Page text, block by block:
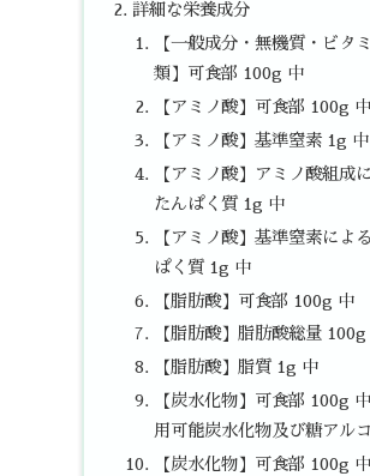
詳細な栄養成分
【一般成分・無機質・ビタ
類】可食部 100g 中
【アミノ酸】可食部 100g 中
【アミノ酸】基準窒素 1g 中
【アミノ酸】アミノ酸組成
たんぱく質 1g 中
【アミノ酸】基準窒素によ
ぱく質 1g 中
【脂肪酸】可食部 100g 中
【脂肪酸】脂肪酸総量 100g
【脂肪酸】脂質 1g 中
【炭水化物】可食部 100g
用可能炭水化物及び糖アル
【炭水化物】可食部 100g